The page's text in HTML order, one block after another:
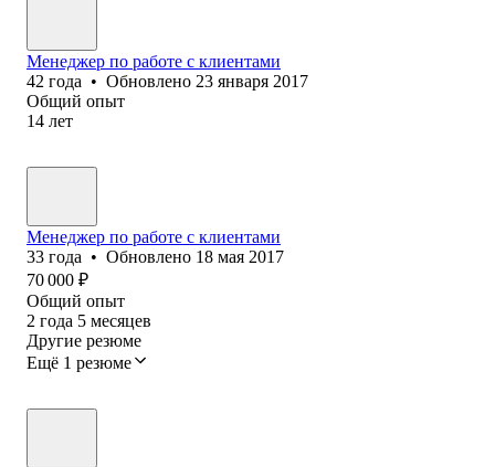
Менеджер по работе с клиентами
42 года • Обновлено 23 января 2017
Общий опыт
14 лет
Менеджер по работе с клиентами
33 года • Обновлено 18 мая 2017
70 000 ₽
Общий опыт
2 года 5 месяцев
Другие резюме
Ещё 1 резюме